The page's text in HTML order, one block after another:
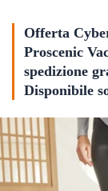
Offerta
Proscenic
spedizione
Disponibile